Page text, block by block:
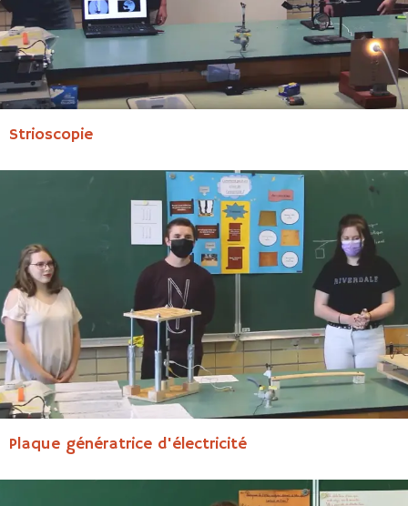
Strioscopie
Plaque génératrice d'électricité